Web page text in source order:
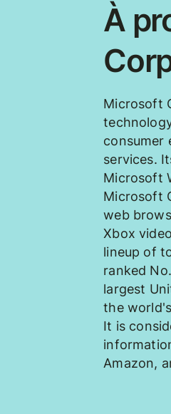
À
Microsoft
consumer
services.
Microsoft
Microsoft
web
Xbox
lineup of
ranked
largest
the
It is
Amazon,